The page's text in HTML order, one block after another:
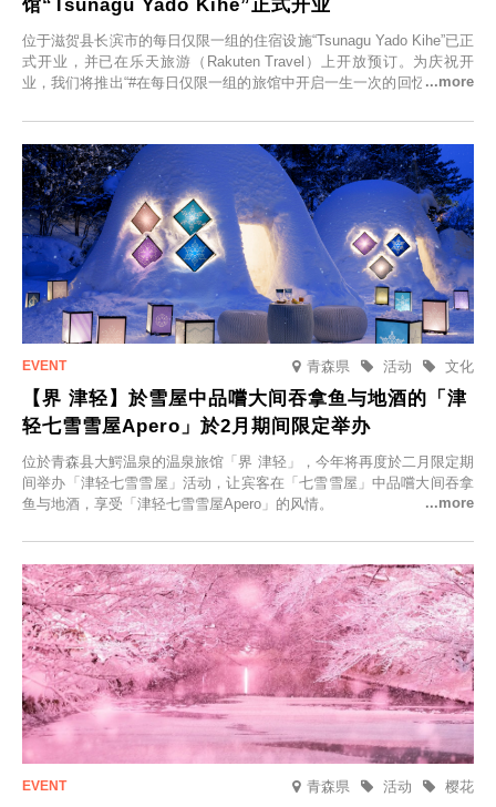
馆“Tsunagu Yado Kihe”正式开业
位于滋贺县长滨市的每日仅限一组的住宿设施“Tsunagu Yado Kihe”已正
式开业，并已在乐天旅游（Rakuten Travel）上开放预订。为庆祝开
业，我们将推出“#在每日仅限一组的旅馆中开启一生一次的回忆之旅”活
在此与重要之人共度一段难忘的特别时光。
青森県 文化
活动
【界 津轻】於雪屋中品嚐大间吞拿鱼与地酒的「津
轻七雪雪屋Apero」於2月期间限定举办
位於青森县大鰐温泉的温泉旅馆「界 津轻」，今年将再度於二月限定期
间举办「津轻七雪雪屋」活动，让宾客在「七雪雪屋」中品嚐大间吞拿
鱼与地酒，享受「津轻七雪雪屋Apero」的风情。
青森県 樱花
活动